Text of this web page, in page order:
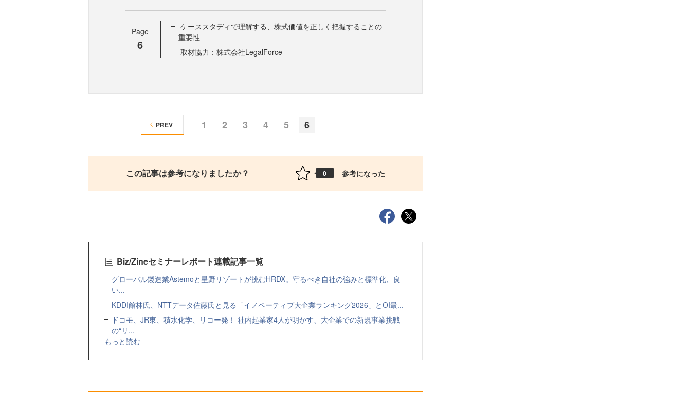
Page
6
ケーススタディで理解する、株式価値を正しく把握することの
重要性
取材協力：株式会社LegalForce
1 2 3 4 5 6
PREV
この記事は参考になりましたか？ 0 参考になった
Biz/Zineセミナーレポート連載記事一覧
グローバル製造業Astemoと星野リゾートが挑むHRDX。守るべき自社の強みと標準化、良
い...
KDDI館林氏、NTTデータ佐藤氏と見る「イノベーティブ大企業ランキング2026」とOI最...
ドコモ、JR東、積水化学、リコー発！ 社内起業家4人が明かす、大企業での新規事業挑戦
の“リ...
もっと読む